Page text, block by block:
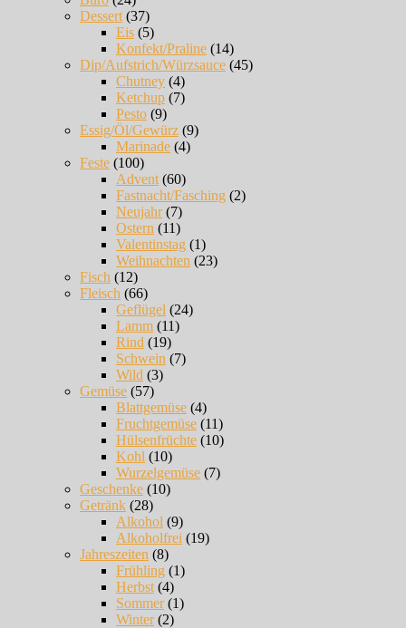
Dessert (37)
Eis (5)
Konfekt/Praline (14)
Dip/Aufstrich/Würzsauce (45)
Chutney (4)
Ketchup (7)
Pesto (9)
Essig/Öl/Gewürz (9)
Marinade (4)
Feste (100)
Advent (60)
Fastnacht/Fasching (2)
Neujahr(7)
Ostern (11)
Valentinstag (1)
Weihnachten (23)
Fisch (12)
Fleisch (66)
Geflügel (24)
Lamm (11)
Rind (19)
Schwein (7)
Wild (3)
Gemüse (57)
Blattgemüse (4)
Fruchtgemüse (11)
Hülsenfrüchte (10)
Kohl (10)
Wurzelgemüse (7)
Geschenke (10)
Getränk (28)
Alkohol (9)
Alkoholfrei (19)
Jahreszeiten (8)
Frühling (1)
Herbst (4)
Sommer(1)
Winter(2)